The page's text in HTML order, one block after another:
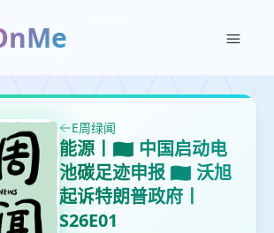
E周绿闻
能源丨🇨🇳 中国启动电
池碳足迹申报 🇺🇸 沃旭
起诉特朗普政府丨
S26E01
留
取消 确认删除
创建